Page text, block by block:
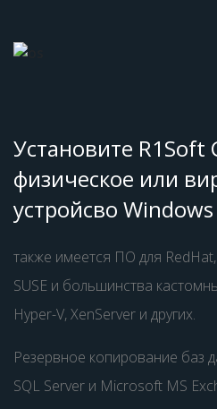
Установите R1Soft
физическое или
устройсво
также имеется ПО для
SUSE и большинства
Hyper-V, XenServer и других.
Резервное копирование баз
SQL Server и Microsoft MS